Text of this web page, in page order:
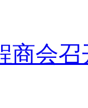
商会